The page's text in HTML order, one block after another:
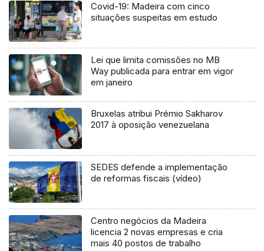
Covid-19: Madeira com cinco
situações suspeitas em estudo
Lei que limita comissões no MB
Way publicada para entrar em vigor
em janeiro
Bruxelas atribui Prémio Sakharov
2017 à oposição venezuelana
SEDES defende a implementação
de reformas fiscais (vídeo)
Centro negócios da Madeira
licencia 2 novas empresas e cria
mais 40 postos de trabalho